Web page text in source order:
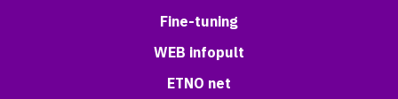
Fine-tuning
WEB infopult
ETNO net